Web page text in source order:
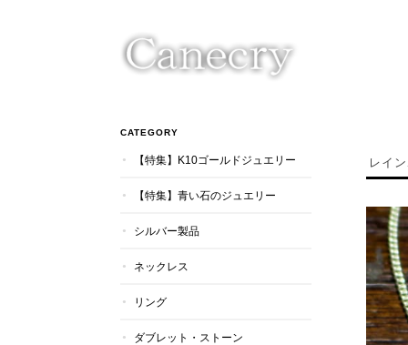
レイ
CATEGORY
【特集】K10ゴールドジュエリー
【特集】青い石のジュエリー
シルバー製品
ネックレス
リング
ダブレット・ストーン